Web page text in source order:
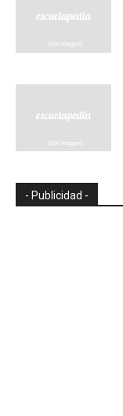
- Publicidad -